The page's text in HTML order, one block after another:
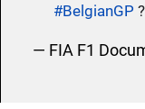
#BelgianGP
— FIA F1